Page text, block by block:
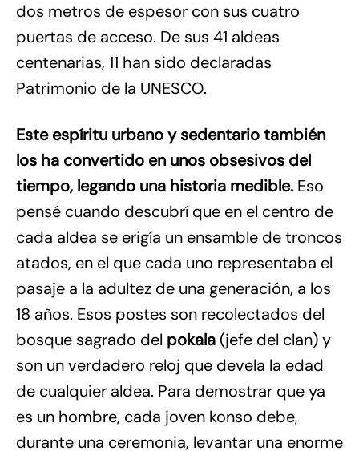
dos metros de espesor con sus cuatro
puertas de acceso. De sus 41 aldeas
centenarias, 11 han sido declaradas
Patrimonio de la UNESCO.
Este espíritu urbano y sedentario también
los ha convertido en unos obsesivos del
tiempo, legando una historia medible. Eso
pensé cuando descubrí que en el centro de
cada aldea se erigía un ensamble de troncos
atados, en el que cada uno representaba el
pasaje a la adultez de una generación, a los
18 años. Esos postes son recolectados del
bosque sagrado del pokala (jefe del clan) y
son un verdadero reloj que devela la edad
de cualquier aldea. Para demostrar que ya
es un hombre, cada joven konso debe,
durante una ceremonia, levantar una enorme